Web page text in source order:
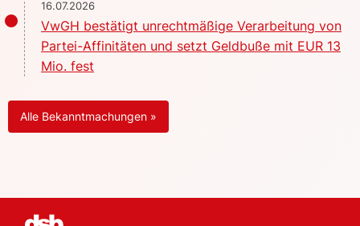
16.07.2026
VwGH bestätigt unrechtmäßige Verarbeitung von
Partei-Affinitäten und setzt Geldbuße mit EUR 13
Mio. fest
Alle Bekanntmachungen »